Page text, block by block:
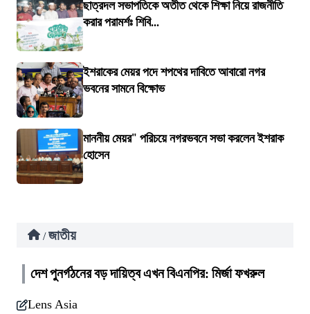
ছাত্রদল সভাপতিকে অতীত থেকে শিক্ষা নিয়ে রাজনীতি
করার পরামর্শঃ শিবি...
ইশরাকের মেয়র পদে শপথের দাবিতে আবারো নগর
ভবনের সামনে বিক্ষোভ
মাননীয় মেয়র" পরিচয়ে নগরভবনে সভা করলেন ইশরাক
হোসেন
/ জাতীয়
দেশ পুনর্গঠনের বড় দায়িত্ব এখন বিএনপির: মির্জা ফখরুল
Lens Asia